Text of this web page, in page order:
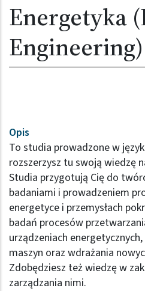
Energetyka
Engineering)
Opis
To studia prowadzone w
rozszerzysz tu swoją wiedzę
Studia przygotują Cię do
badaniami i prowadzeniem
energetyce i przemysłach
badań procesów
urządzeniach
maszyn oraz wdrażania
Zdobędziesz też wiedzę w
zarządzania nimi.